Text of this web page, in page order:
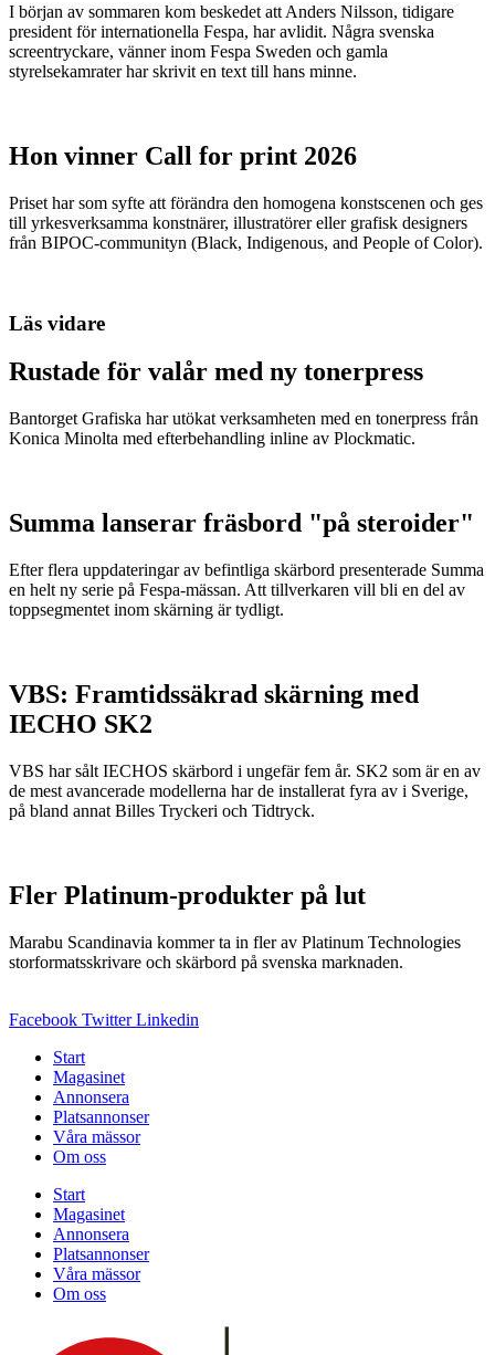
I början av sommaren kom beskedet att Anders Nilsson, tidigare
president för internationella Fespa, har avlidit. Några svenska
screentryckare, vänner inom Fespa Sweden och gamla
styrelsekamrater har skrivit en text till hans minne.
Hon vinner Call for print 2026
Priset har som syfte att förändra den homogena konstscenen och ges
till yrkesverksamma konstnärer, illustratörer eller grafisk designers
från BIPOC-communityn (Black, Indigenous, and People of Color).
Läs vidare
Rustade för valår med ny tonerpress
Bantorget Grafiska har utökat verksamheten med en tonerpress från
Konica Minolta med efterbehandling inline av Plockmatic.
Summa lanserar fräsbord "på steroider"
Efter flera uppdateringar av befintliga skärbord presenterade Summa
en helt ny serie på Fespa-mässan. Att tillverkaren vill bli en del av
toppsegmentet inom skärning är tydligt.
VBS: Framtidssäkrad skärning med
IECHO SK2
VBS har sålt IECHOS skärbord i ungefär fem år. SK2 som är en av
de mest avancerade modellerna har de installerat fyra av i Sverige,
på bland annat Billes Tryckeri och Tidtryck.
Fler Platinum-produkter på lut
Marabu Scandinavia kommer ta in fler av Platinum Technologies
storformatsskrivare och skärbord på svenska marknaden.
Facebook Twitter Linkedin
Start
Magasinet
Annonsera
Platsannonser
Våra mässor
Om oss
Start
Magasinet
Annonsera
Platsannonser
Våra mässor
Om oss